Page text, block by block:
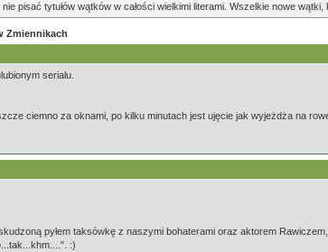
pisać tytułów wątków w całości wielkimi literami. Wszelkie nowe
Zmiennikach
serialu.
ciemno za oknami, po kilku minutach jest ujęcie jak wyjeżdża na
pyłem taksówkę z naszymi bohaterami oraz aktorem
:)